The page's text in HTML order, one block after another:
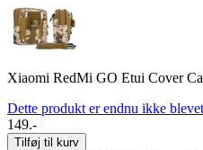
Xiaomi RedMi GO Etui Cover
Dette produkt er endnu ikke
149.-
Tilføj til kurv